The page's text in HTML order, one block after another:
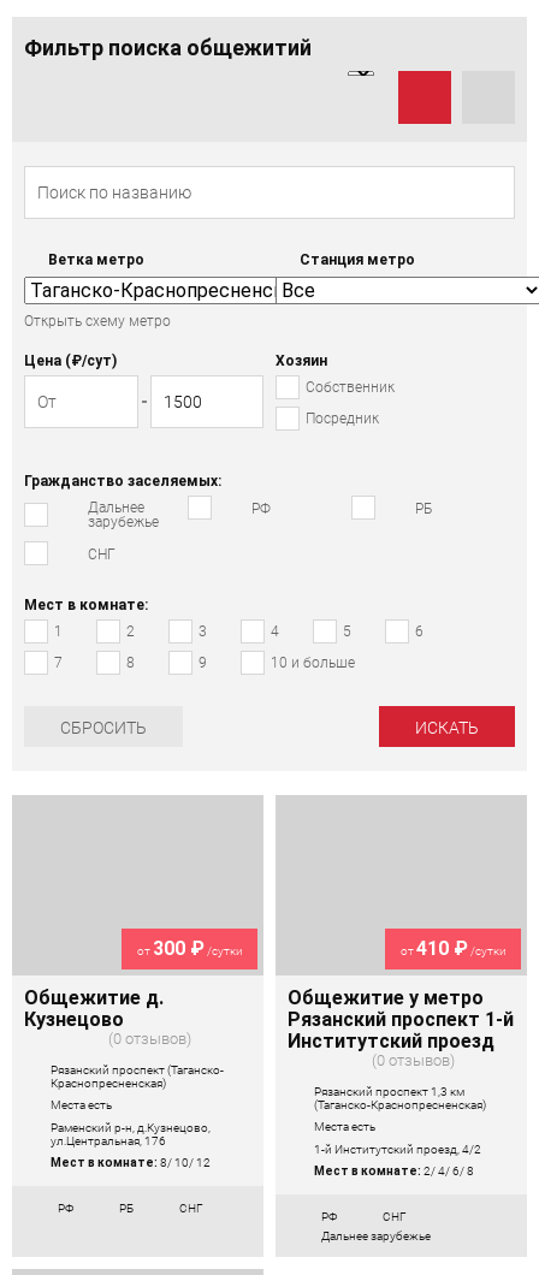
Фильтр поиска общежитий
Ветка метро
Открыть схему метро
Станция метро
Цена (₽/cут)
Хозяин
Собственник
Посредник
Гражданство заселяемых:
Дальнее
зарубежье
РФ РБ
СНГ
Мест в комнате:
1
2 3 4 5
6
7
8 9 10 и больше
СБРОСИТЬ
от 300 ₽/сутки
Общежитие д.
Кузнецово
0 отзывов
Рязанский проспект (Таганско-
Краснопресненская)
Места есть
Раменский р-н, д.Кузнецово,
ул.Центральная, 176
Мест в комнате: 8/ 10/ 12
РФ РБ СНГ
от410 ₽/сутки
Общежитие у метро
Рязанский проспект 1-й
Институтский проезд
0 отзывов
Рязанский проспект 1,3 км
(Таганско-Краснопресненская)
Места есть
1-й Институтский проезд, 4/2
Мест в комнате: 2/ 4/ 6/ 8
РФ
СНГ
Дальнее зарубежье